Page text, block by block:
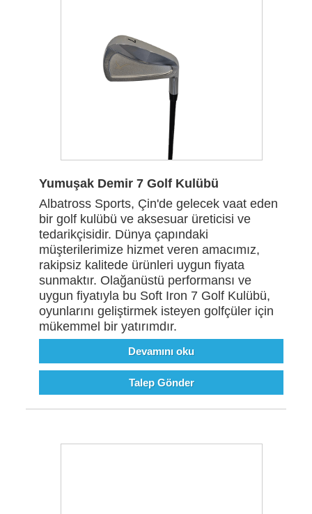
Yumuşak Demir 7 Golf Kulübü
Albatross Sports, Çin'de gelecek vaat eden
bir golf kulübü ve aksesuar üreticisi ve
tedarikçisidir. Dünya çapındaki
müşterilerimize hizmet veren amacımız,
rakipsiz kalitede ürünleri uygun fiyata
sunmaktır. Olağanüstü performansı ve
uygun fiyatıyla bu Soft Iron 7 Golf Kulübü,
oyunlarını geliştirmek isteyen golfçüler için
mükemmel bir yatırımdır.
Devamını oku
Talep Gönder